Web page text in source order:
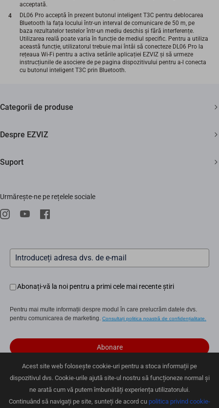
acceptată.
DL06 Pro acceptă în prezent butonul inteligent T3C pentru deblocarea
Bluetooth la fața locului într-un interval de comunicare de 50 m, pe
baza rezultatelor testelor într-un mediu deschis și fără interferențe.
Utilizarea reală poate varia în funcție de mediul specific. Pentru a utiliza
această funcție, utilizatorul trebuie mai întâi să conecteze DL06 Pro la
rețeaua Wi-Fi pentru a activa setările aplicației EZVIZ și să urmeze
instrucțiunile de asociere de pe pagina dispozitivului pentru a-l conecta
cu butonul inteligent T3C prin Bluetooth.
Categorii de produse
Smart home
Despre EZVIZ
Știri
Trust Center
Evenimente
Suport
Repair Service
Urmărește-ne pe rețelele sociale
Abonați-vă la noi pentru a primi cele mai recente știri
Pentru mai multe informații despre modul în care prelucrăm datele dvs.
pentru comunicarea de marketing. Consultați politica noastră de confidențialitate.
Abonare
Politica de confidențialitate|Utilizarea cookie-urilor Preferințe cookie
Terms of Service|Legal
Acest site web folosește cookie-uri pentru a stoca informații pe
dispozitivul dvs. Cookie-urile ajută site-ul nostru să funcționeze normal și
ne arată cum vă putem îmbunătăți experiența utilizatorului.
Continuând să navigați pe site, sunteți de acord cu politica privind cookie-